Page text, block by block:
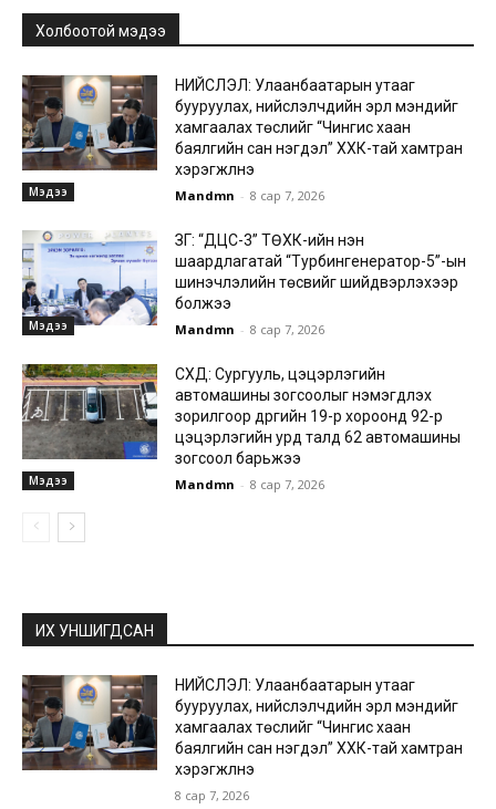
Холбоотой мэдээ
Мэдээ
НИЙСЛЭЛ: Улаанбаатарын утааг
бууруулах, нийслэлчүүдийн эрүүл мэндийг
хамгаалах төслийг “Чингис хаан
баялгийн сан нэгдэл” ХХК-тай хамтран
хэрэгжүүлнэ
Mandmn - 8 сар 7, 2026
Мэдээ
ЗГ: “ДЦС-3” ТӨХК-ийн нэн
шаардлагатай “Турбингенератор-5”-ын
шинэчлэлийн төсвийг шийдвэрлэхээр
болжээ
Mandmn - 8 сар 7, 2026
Мэдээ
СХД: Сургууль, цэцэрлэгийн
автомашины зогсоолыг нэмэгдүүлэх
зорилгоор дүүргийн 19-р хороонд 92-р
цэцэрлэгийн урд талд 62 автомашины
зогсоол барьжээ
Mandmn - 8 сар 7, 2026
ИХ УНШИГДСАН
НИЙСЛЭЛ: Улаанбаатарын утааг
бууруулах, нийслэлчүүдийн эрүүл мэндийг
хамгаалах төслийг “Чингис хаан
баялгийн сан нэгдэл” ХХК-тай хамтран
хэрэгжүүлнэ
8 сар 7, 2026